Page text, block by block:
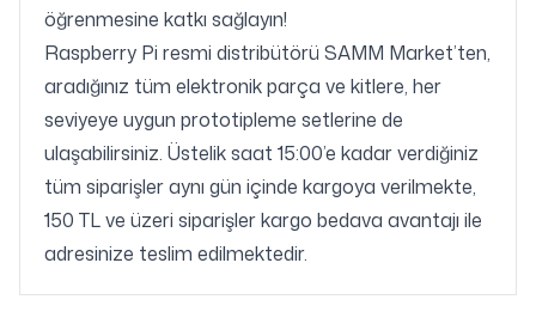
öğrenmesine katkı sağlayın!
Raspberry Pi resmi distribütörü SAMM Market’ten,
aradığınız tüm elektronik parça ve kitlere, her
seviyeye uygun prototipleme setlerine de
ulaşabilirsiniz. Üstelik saat 15:00’e kadar verdiğiniz
tüm siparişler aynı gün içinde kargoya verilmekte,
150 TL ve üzeri siparişler kargo bedava avantajı ile
adresinize teslim edilmektedir.